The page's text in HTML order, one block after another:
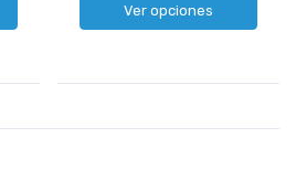
Ver opciones